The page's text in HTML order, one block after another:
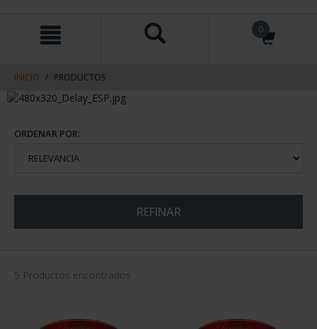
contenido
navegacin
0
INICIO PRODUCTOS
ORDENAR POR:
REFINAR
5 Productos encontrados